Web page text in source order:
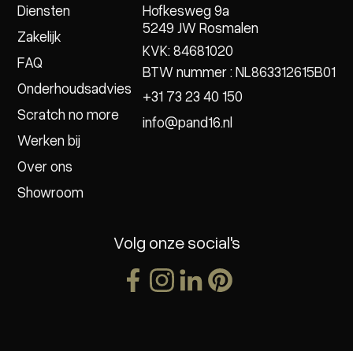
Diensten
Zakelijk
FAQ
Onderhoudsadvies
Scratch no more
Werken bij
Over ons
Showroom
Hofkesweg 9a
5249 JW Rosmalen
KVK: 84681020
BTW nummer : NL863312615B01
+31 73 23 40 150
info@pand16.nl
Volg onze social's